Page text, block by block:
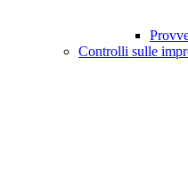
Controlli sulle